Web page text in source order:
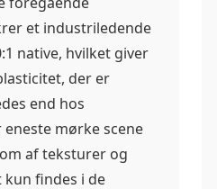
et industriledende
native, hvilket giver
der er
end hos
mørke scene
af teksturer og
kun findes i de